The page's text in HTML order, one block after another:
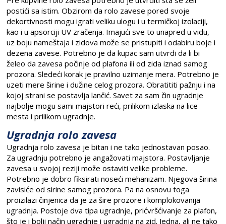
postići sa istim. Obzirom da rolo zavese pored svoje
dekortivnosti mogu igrati veliku ulogu i u termičkoj izolaciji,
kao i u apsorciji UV zračenja. Imajući sve to unapred u vidu,
uz boju nameštaja i zidova može se pristupiti i odabiru boje i
dezena zavese. Potrebno je da kupac sam utvrdi da li bi
želeo da zavesa počinje od plafona ili od zida iznad samog
prozora. Sledeći korak je pravilno uzimanje mera. Potrebno je
uzeti mere širine i dužine celog prozora. Obratititi pažnju i na
kojoj strani se postavlja lančić. Savet za sam čin ugradnje
najbolje mogu sami majstori reći, prilikom izlaska na lice
mesta i prilikom ugradnje.
Ugradnja rolo zavesa
Ugradnja rolo zavesa je bitan i ne tako jednostavan posao.
Za ugradnju potrebno je angažovati majstora. Postavljanje
zavesa u svojoj reziji može ostaviti velike probleme.
Potrebno je dobro fiksirati noseći mehanizam. Njegova širina
zavisiće od sirine samog prozora. Pa na osnovu toga
proizilazi činjenica da je za šire prozore i komplokovanija
ugradnja. Postoje dva tipa ugradnje, prićvršćivanje za plafon,
što je i bolji način ugradnje i ugradnja na zid. Jedna, ali ne tako